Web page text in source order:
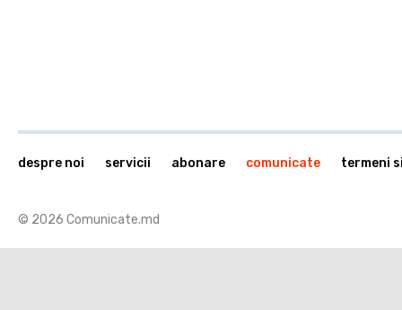
© 2026 Comunicate.md
despre noi servicii abonare comunicate termeni